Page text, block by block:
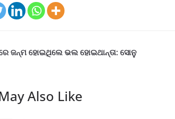
ଜନ୍ମ ହୋଇଥିଲେ ଭଲ ହୋଇଥାନ୍ତା: ସୋନୁ
Also Like